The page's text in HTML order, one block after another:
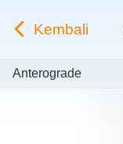
Kembali
Anterograde